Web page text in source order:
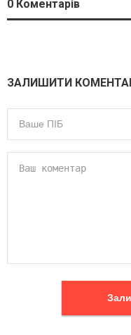
0 Коментарів
ЗАЛИШИТИ